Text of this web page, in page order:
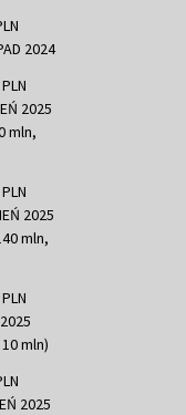
2024
2025
mln,
2025
mln,
mln)
2025